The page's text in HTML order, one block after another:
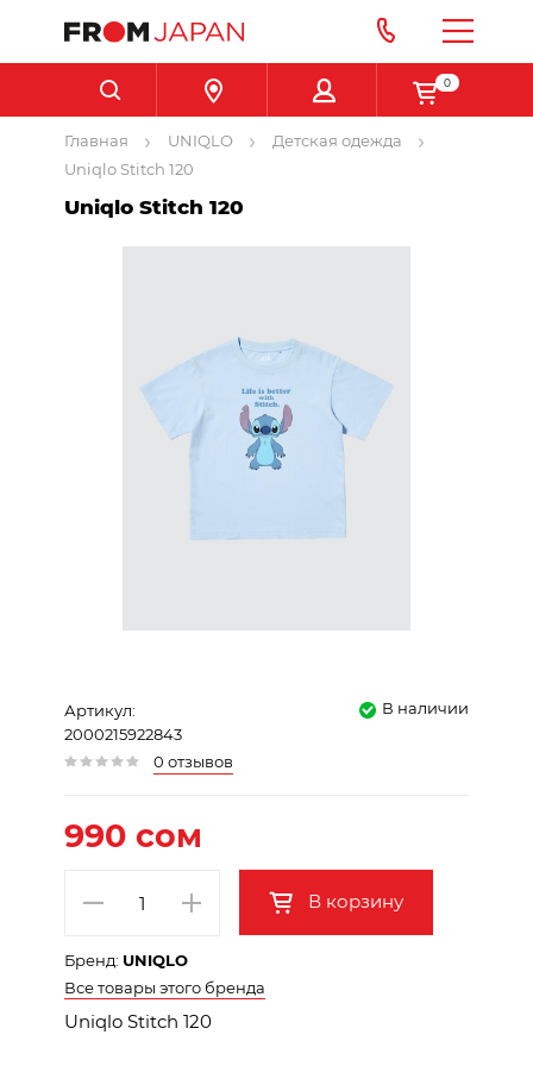
0
Главная UNIQLO
Детская одежда
Uniqlo Stitch 120
Uniqlo Stitch 120
Артикул:
2000215922843
В наличии
0 отзывов
990 сом
В корзину
Бренд: UNIQLO
Все товары этого бренда
Uniqlo Stitch 120